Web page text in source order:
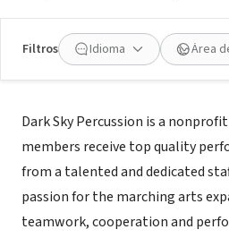
Filtros Idioma Área
Acerca de
Dark Sky Percussion is a
members receive top quality
from a talented and dedicated
passion for the marching arts
teamwork, cooperation and